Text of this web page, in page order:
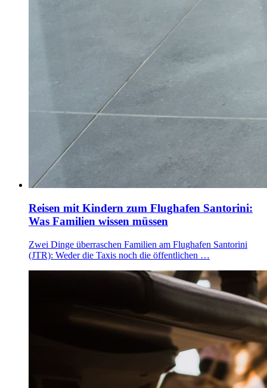
Reisen mit Kindern zum Flughafen Santorini:
Was Familien wissen müssen
Zwei Dinge überraschen Familien am Flughafen Santorini
(JTR): Weder die Taxis noch die öffentlichen …